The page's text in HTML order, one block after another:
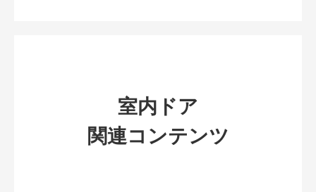
室内ドア
関連コンテンツ